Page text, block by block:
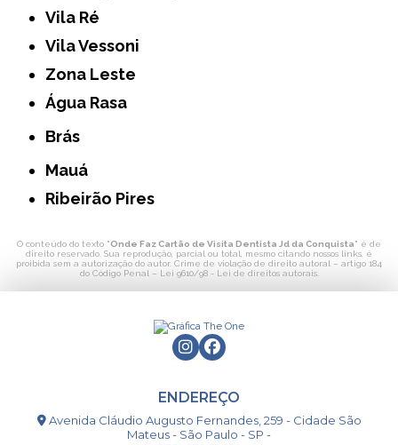
Vila Ré
Vila Vessoni
Zona Leste
Água Rasa
Brás
Mauá
Ribeirão Pires
O conteúdo do texto "Onde Faz Cartão de Visita Dentista Jd da Conquista" é de
direito reservado. Sua reprodução, parcial ou total, mesmo citando nossos links, é
proibida sem a autorização do autor. Crime de violação de direito autoral – artigo 184
do Código Penal – Lei 9610/98 - Lei de direitos autorais.
ENDEREÇO
Avenida Cláudio Augusto Fernandes, 259 - Cidade São
Mateus - São Paulo - SP -